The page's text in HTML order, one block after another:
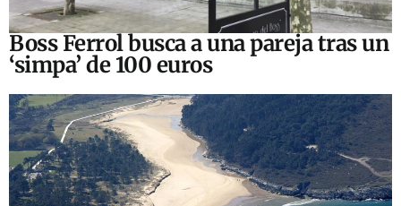
Boss Ferrol busca a una pareja tras un
‘simpa’ de 100 euros